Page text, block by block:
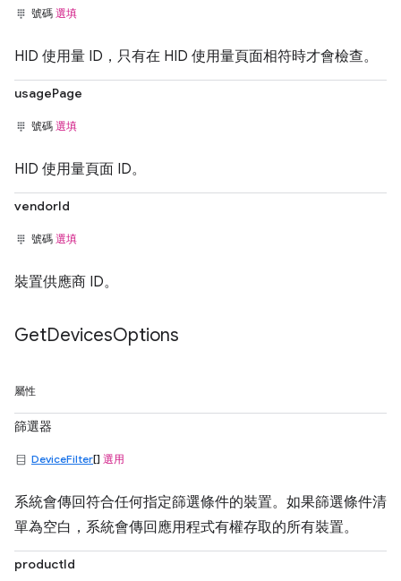
號碼 選填
HID 使用量 ID，只有在 HID 使用量頁面相符時才會檢查。
usagePage
號碼 選填
HID 使用量頁面 ID。
vendorId
號碼 選填
裝置供應商 ID。
GetDevicesOptions
屬性
篩選器
DeviceFilter[] 選用
系統會傳回符合任何指定篩選條件的裝置。如果篩選條件清
單為空白，系統會傳回應用程式有權存取的所有裝置。
productId